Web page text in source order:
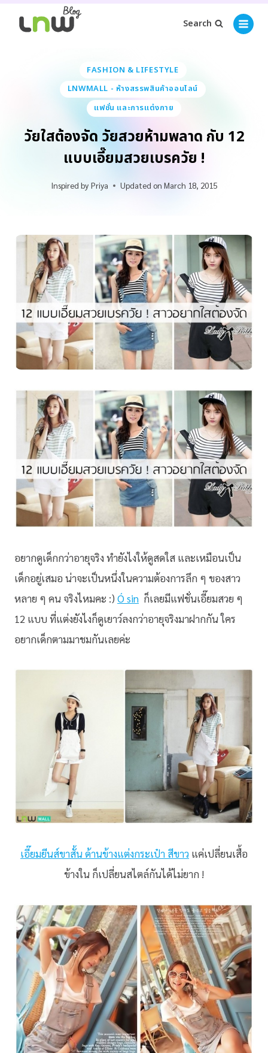
Search
FASHION & LIFESTYLE
LNWMALL - ห้างสรรพสินค้าออนไลน์
แฟชั่น และการแต่งกาย
วัยใสต้องจัด วัยสวยห้ามพลาด กับ 12
แบบเอี๊ยมสวยเบรควัย !
Inspired by Priya Updated on March 18, 2015
อยากดูเด็กกว่าอายุจริง ทำยังไงให้ดูสดใส และเหมือนเป็น
เด็กอยู่เสมอ น่าจะเป็นหนึ่งในความต้องการลึก ๆ ของสาว
หลาย ๆ คน จริงไหมคะ :) Ó sin ก็เลยมีแฟชั่นเอี๊ยมสวย ๆ
12 แบบ ที่แต่งยังไงก็ดูเยาว์ลงกว่าอายุจริงมาฝากกัน ใคร
อยากเด็กตามมาชมกันเลยค่ะ
เอี๊ยมยีนส์ขาสั้น ด้านข้างแต่งกระเป๋า สีขาว แค่เปลี่ยนเสื้อ
ข้างใน ก็เปลี่ยนสไตล์กันได้ไม่ยาก !